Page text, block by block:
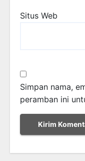
Situs Web
Simpan nama,
peramban ini